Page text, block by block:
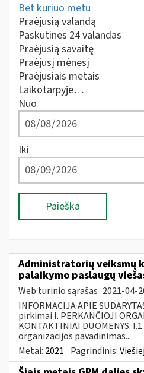
Bet kuriuo metu
Praėjusią valandą
Paskutines 24 valandas
Praėjusią savaitę
Praėjusį mėnesį
Praėjusiais metais
Laikotarpyje…
Nuo
Iki
Paieška
Administratorių veiksmų
palaikymo paslaugų
Web turinio sąrašas 2021-04-
INFORMACIJA APIE
pirkimai I. PERKANČIOJI
KONTAKTINIAI DUOMENYS:
organizacijos pavadinimas...
Metai: 2021 Pagrindinis: